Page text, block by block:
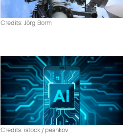
Credits: Jörg Borm
Credits: istock / peshkov